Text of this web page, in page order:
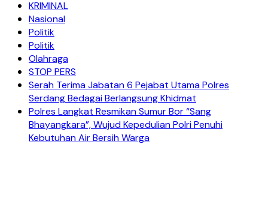
KRIMINAL
Nasional
Politik
Politik
Olahraga
STOP PERS
Serah Terima Jabatan 6 Pejabat Utama Polres
Serdang Bedagai Berlangsung Khidmat
Polres Langkat Resmikan Sumur Bor “Sang
Bhayangkara”, Wujud Kepedulian Polri Penuhi
Kebutuhan Air Bersih Warga